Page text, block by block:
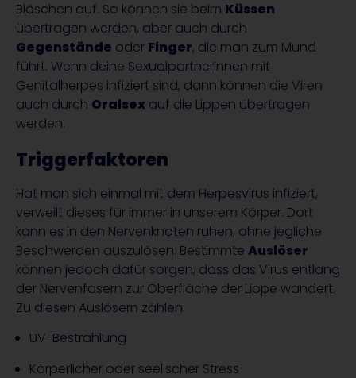
Bläschen auf. So können sie beim Küssen
übertragen werden, aber auch durch
Gegenstände oder Finger, die man zum Mund
führt. Wenn deine SexualpartnerInnen mit
Genitalherpes infiziert sind, dann können die Viren
auch durch Oralsex auf die Lippen übertragen
werden.
Triggerfaktoren
Hat man sich einmal mit dem Herpesvirus infiziert,
verweilt dieses für immer in unserem Körper. Dort
kann es in den Nervenknoten ruhen, ohne jegliche
Beschwerden auszulösen. Bestimmte Auslöser
können jedoch dafür sorgen, dass das Virus entlang
der Nervenfasern zur Oberfläche der Lippe wandert.
Zu diesen Auslösern zählen:
UV-Bestrahlung
Körperlicher oder seelischer Stress